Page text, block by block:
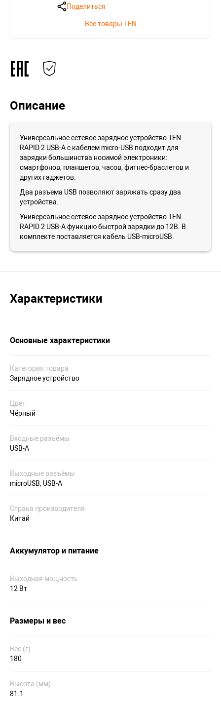
Поделиться
Все товары TFN
Описание
Универсальное сетевое зарядное устройство TFN
RAPID 2 USB-A с кабелем micro-USB подходит для
зарядки большинства носимой электроники:
смартфонов, планшетов, часов, фитнес-браслетов и
других гаджетов.
Два разъема USB позволяют заряжать сразу два
устройства.
Универсальное сетевое зарядное устройство TFN
RAPID 2 USB-A функцию быстрой зарядки до 12В. В
комплекте поставляется кабель USB-microUSB.
Характеристики
Основные характеристики
Категория товара
Зарядное устройство
Цвет
Чёрный
Входные разъёмы
USB-A
Выходные разъёмы
microUSB, USB-A
Страна производителя
Китай
Аккумулятор и питание
Выходная мощность
12 Вт
Размеры и вес
Вес (г)
180
Высота (мм)
81.1